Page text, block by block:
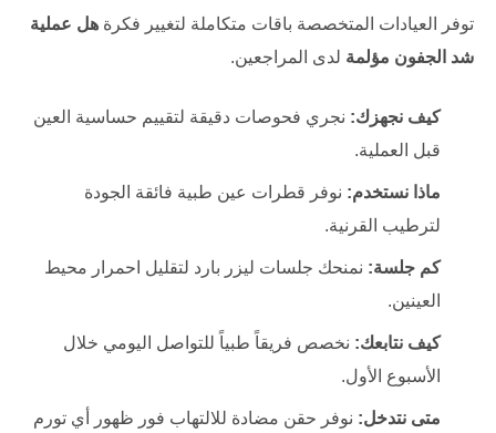
توفر العيادات المتخصصة باقات متكاملة لتغيير فكرة هل عملية
شد الجفون مؤلمة لدى المراجعين.
كيف نجهزك: نجري فحوصات دقيقة لتقييم حساسية العين
قبل العملية.
ماذا نستخدم: نوفر قطرات عين طبية فائقة الجودة
لترطيب القرنية.
كم جلسة: نمنحك جلسات ليزر بارد لتقليل احمرار محيط
العينين.
كيف نتابعك: نخصص فريقاً طبياً للتواصل اليومي خلال
الأسبوع الأول.
متى نتدخل: نوفر حقن مضادة للالتهاب فور ظهور أي تورم